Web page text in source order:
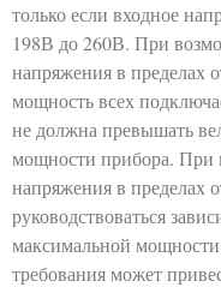
только если входное
198В до 260В. При
напряжения в пределах
мощность всех
не должна превышать
мощности прибора. При
напряжения в пределах
руководствоваться
максимальной
требования может